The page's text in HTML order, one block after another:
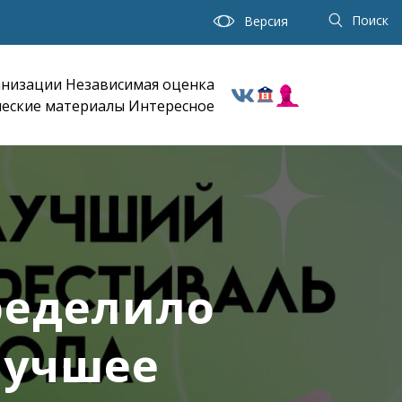
Версия Поиск
Независимая оценка
материалы Интересное